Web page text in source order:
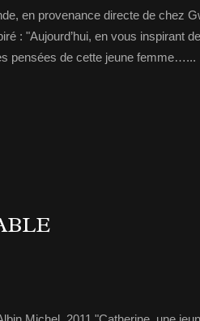
en provenance directe de chez
: "Aujourd’hui, en vous inspirant
pensées de cette jeune femme…...